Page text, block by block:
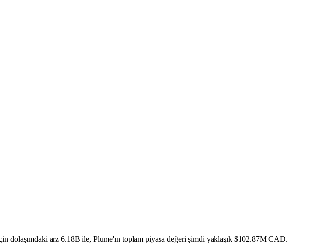
dolaşımdaki arz 6.18B ile, Plume'ın toplam piyasa değeri şimdi yaklaşık $102.87M CAD.